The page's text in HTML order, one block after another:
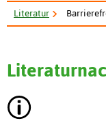
Literatur